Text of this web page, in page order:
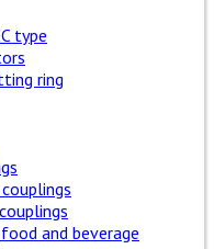
type
ring
and beverage